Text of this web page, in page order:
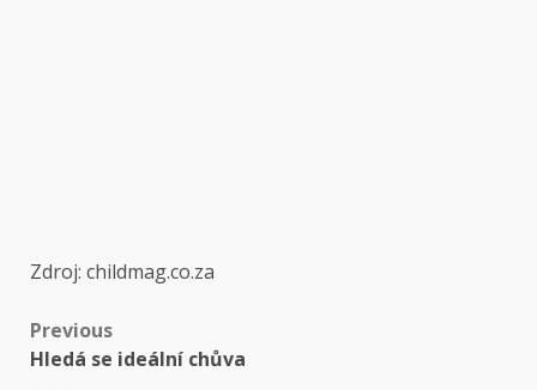
Zdroj: childmag.co.za
Post
Previous
Hledá se ideální chůva